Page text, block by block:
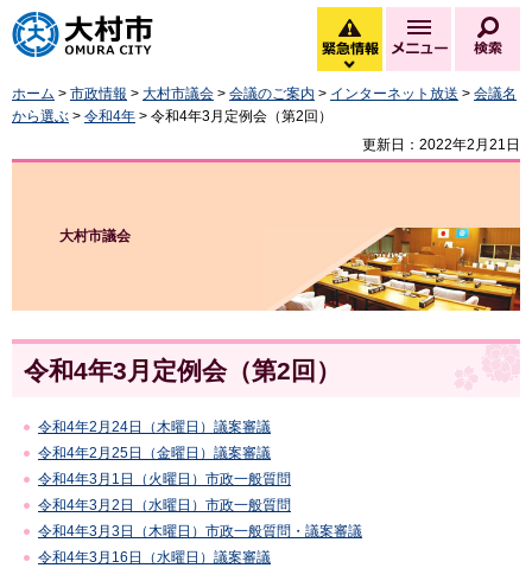
大村市
緊急情報
緊急情報を開く
メニュー
ホーム > 市政情報 > 大村市議会 > 会議のご案内 > インターネット放送 > 会議名
から選ぶ > 令和4年 > 令和4年3月定例会（第2回）
更新日：2022年2月21日
大村市議会
令和4年3月定例会（第2回）
令和4年2月24日（木曜日）議案審議
令和4年2月25日（金曜日）議案審議
令和4年3月1日（火曜日）市政一般質問
令和4年3月2日（水曜日）市政一般質問
令和4年3月3日（木曜日）市政一般質問・議案審議
令和4年3月16日（水曜日）議案審議